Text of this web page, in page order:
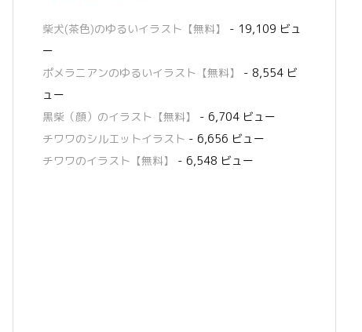
柴犬(茶色)のゆるいイラスト【無料】
- 19,109 ビュ
ー
ポメラニアンのゆるいイラスト【無料】
- 8,554 ビ
ュー
黒柴（顔）のイラスト【無料】
- 6,704 ビュー
チワワのシルエットイラスト - 6,656 ビュー
チワワのイラスト【無料】
- 6,548 ビュー